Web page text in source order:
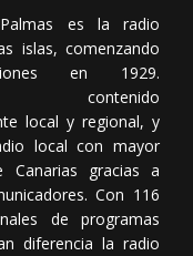
es la radio
islas, comenzando
en 1929.
contenido
local y regional, y
local con mayor
Canarias gracias a
Con 116
de programas
diferencia la radio